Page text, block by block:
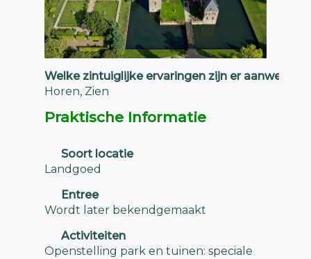
Welke zintuiglijke ervaringen zijn er aanwezig?
Horen, Zien
Praktische Informatie
Soort locatie
Landgoed
Entree
Wordt later bekendgemaakt
Activiteiten
Openstelling park en tuinen: speciale